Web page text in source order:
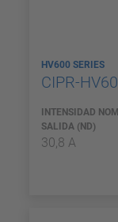
HV600 SERIES
CIPR-
INTENSIDAD
SALIDA (ND)
30,8 A